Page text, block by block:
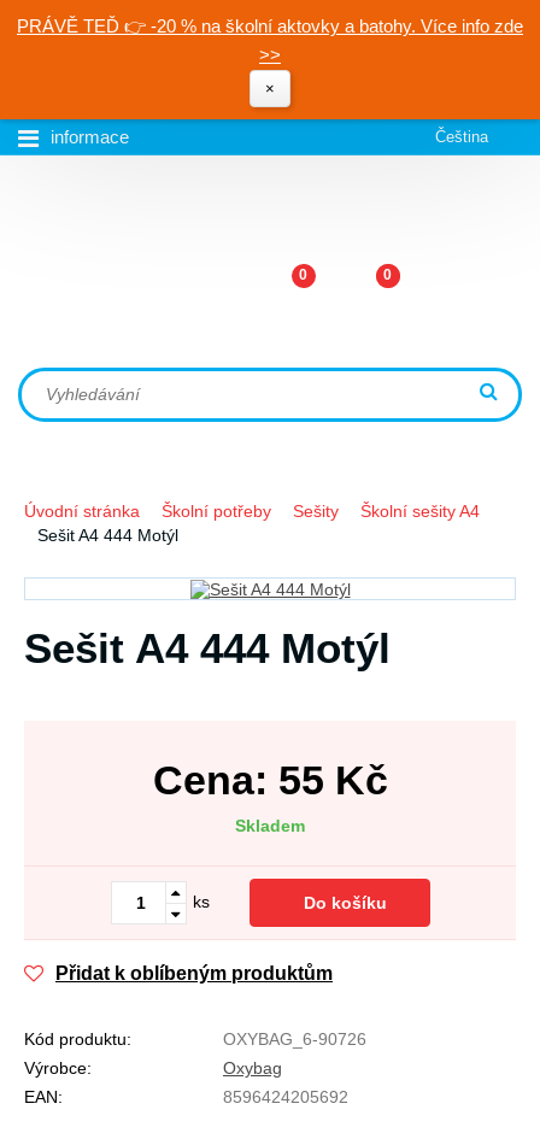
PRÁVĚ TEĎ 👉 -20 % na školní aktovky a batohy. Více info zde
>>
×
informace Čeština
0 0
Úvodní stránka Školní potřeby Sešity
Školní sešity A4
Sešit A4 444 Motýl
Sešit A4 444 Motýl
Cena: 55 Kč
Skladem
ks Do košíku
Přidat k oblíbeným produktům
Kód produktu:
OXYBAG_6-90726
Výrobce:
Oxybag
EAN:
8596424205692